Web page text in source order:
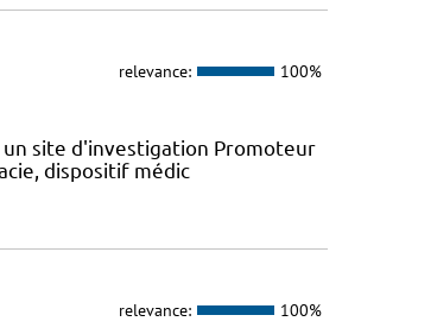
relevance: 100%
site d'investigation Promoteur
dispositif médic
relevance: 100%